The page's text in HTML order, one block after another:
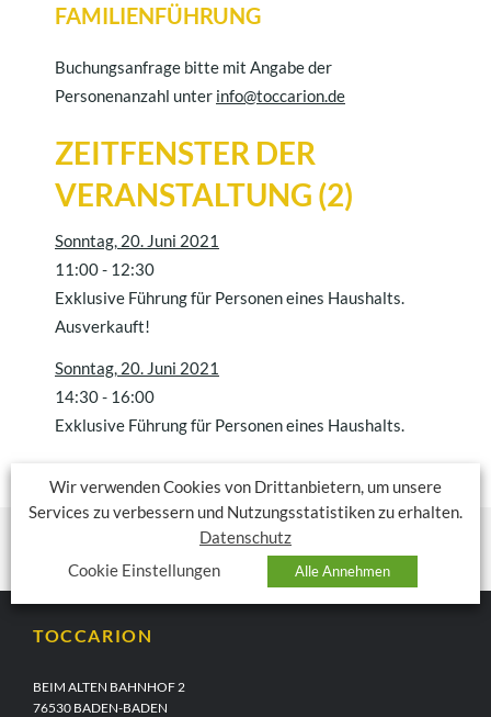
FAMILIENFÜHRUNG
Buchungsanfrage bitte mit Angabe der
Personenanzahl unter info@toccarion.de
ZEITFENSTER DER
VERANSTALTUNG (2)
Sonntag, 20. Juni 2021
11:00- 12:30
Exklusive Führung für Personen eines Haushalts.
Ausverkauft!
Sonntag, 20. Juni 2021
14:30- 16:00
Exklusive Führung für Personen eines Haushalts.
TOCCARION
BEIM ALTEN BAHNHOF 2
76530 BADEN-BADEN
Wir verwenden Cookies von Drittanbietern, um unsere
Services zu verbessern und Nutzungsstatistiken zu erhalten.
Datenschutz
Cookie Einstellungen
Alle Annehmen